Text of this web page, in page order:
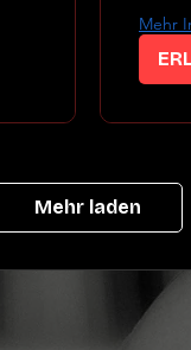
Mehr
Mehr laden